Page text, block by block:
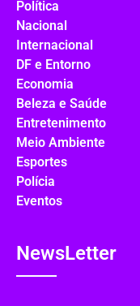
Política
Nacional
Internacional
DF e Entorno
Economia
Beleza e Saúde
Entretenimento
Meio Ambiente
Esportes
Polícia
Eventos
NewsLetter